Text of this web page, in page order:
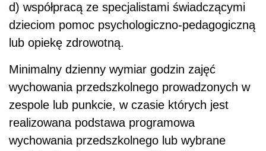
d) współpracą ze specjalistami świadczącymi
dzieciom pomoc psychologiczno-pedagogiczną
lub opiekę zdrowotną.
Minimalny dzienny wymiar godzin zajęć
wychowania przedszkolnego prowadzonych w
zespole lub punkcie, w czasie których jest
realizowana podstawa programowa
wychowania przedszkolnego lub wybrane